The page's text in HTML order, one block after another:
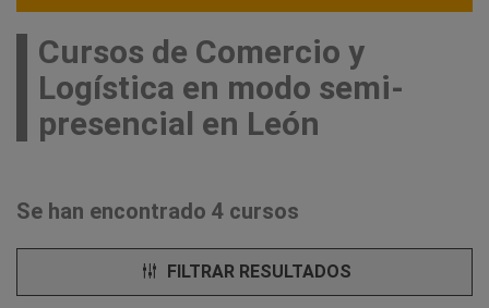
Cursos de Comercio y
Logística en modo semi-
presencial en León
Se han encontrado 4 cursos
FILTRAR RESULTADOS